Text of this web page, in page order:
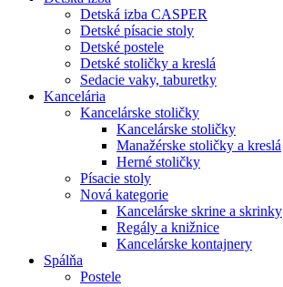
Detská izba CASPER
Detské písacie stoly
Detské postele
Detské stoličky a kreslá
Sedacie vaky, taburetky
Kancelária
Kancelárske stoličky
Kancelárske stoličky
Manažérske stoličky a kreslá
Herné stoličky
Písacie stoly
Nová kategorie
Kancelárske skrine a skrinky
Regály a knižnice
Kancelárske kontajnery
Spálňa
Postele